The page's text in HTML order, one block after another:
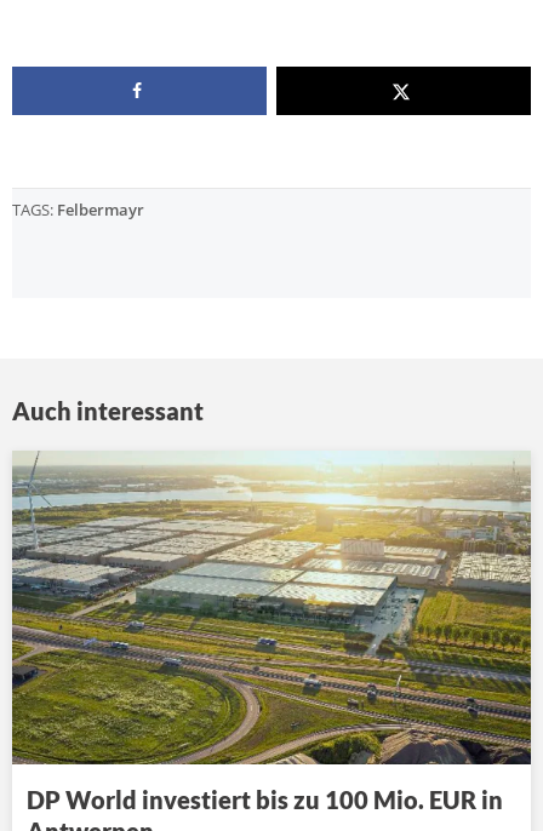
TAGS: Felbermayr
Auch interessant
DP World investiert bis zu 100 Mio. EUR in